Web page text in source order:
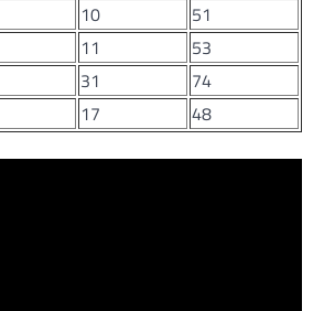
10
51
11
53
31
74
17 48